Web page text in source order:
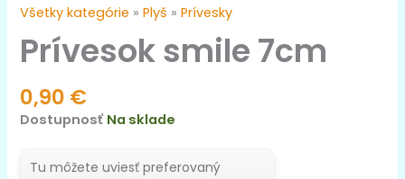
Všetky kategórie »Plyš »Prívesky
Prívesok smile 7cm
0,90 €
Dostupnosť Na sklade